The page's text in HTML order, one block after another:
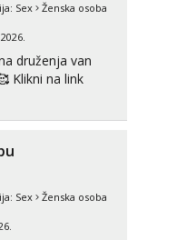
oslobodi
Sex
Ženska osoba
druženja van
Sex
Ženska osoba